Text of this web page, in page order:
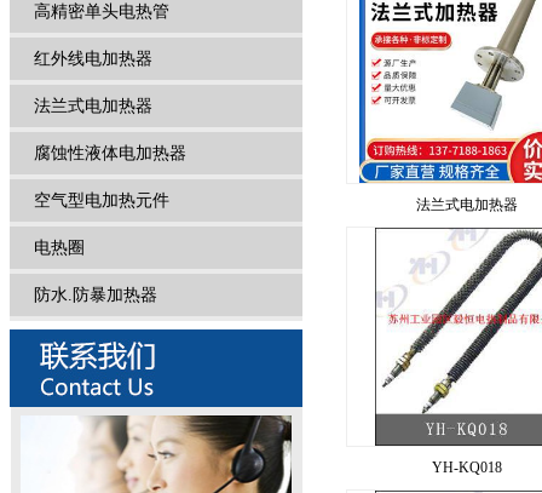
高精密单头电热管
红外线电加热器
法兰式电加热器
腐蚀性液体电加热器
空气型电加热元件
电热圈
防水.防暴加热器
法兰式电加热器
YH-KQ018